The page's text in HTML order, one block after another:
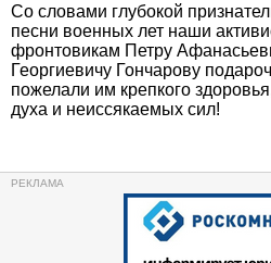
Со словами глубокой
песни военных лет наши
фронтовикам Петру
Георгиевичу Гончарову
пожелали им крепкого
духа и неиссякаемых сил!